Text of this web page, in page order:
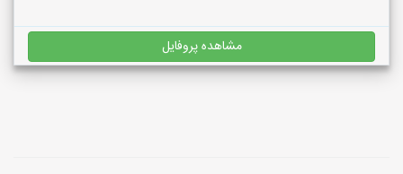
مشاهده پروفایل